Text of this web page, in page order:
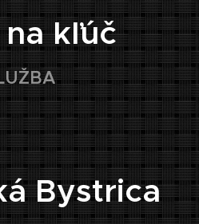
kľúč
Bystrica